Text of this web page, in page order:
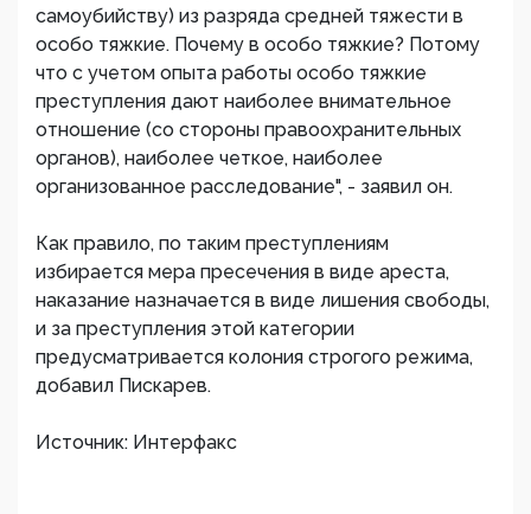
самоубийству) из разряда средней тяжести в
особо тяжкие. Почему в особо тяжкие? Потому
что с учетом опыта работы особо тяжкие
преступления дают наиболее внимательное
отношение (со стороны правоохранительных
органов), наиболее четкое, наиболее
организованное расследование", - заявил он.
Как правило, по таким преступлениям
избирается мера пресечения в виде ареста,
наказание назначается в виде лишения свободы,
и за преступления этой категории
предусматривается колония строгого режима,
добавил Пискарев.
Источник: Интерфакс